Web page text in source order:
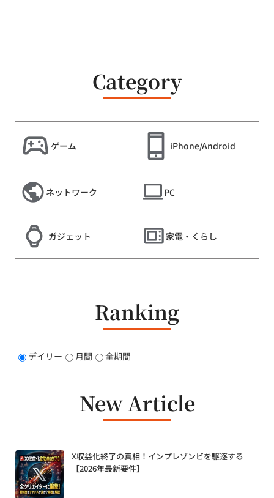
Category
ゲーム iPhone/Android
ネットワーク PC
ガジェット 家電・くらし
Ranking
デイリー 月間 全期間
New Article
X収益化終了の真相！インプレゾンビを駆逐する
【2026年最新要件】